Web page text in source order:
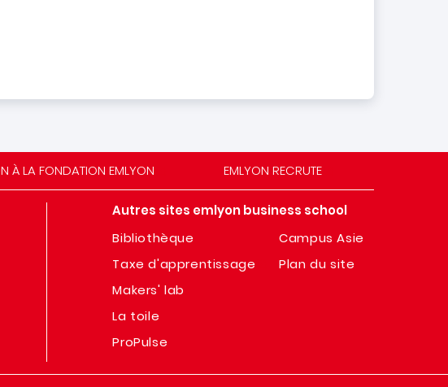
À LA FONDATION EMLYON EMLYON RECRUTE
Autres sites emlyon business school
Bibliothèque
Taxe d'apprentissage
Makers' lab
La toile
ProPulse
Campus Asie
Plan du site